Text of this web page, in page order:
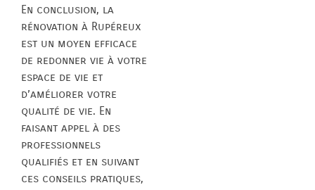
En conclusion, la
rénovation à Rupéreux
est un moyen efficace
de redonner vie à votre
espace de vie et
d’améliorer votre
qualité de vie. En
faisant appel à des
professionnels
qualifiés et en suivant
ces conseils pratiques,